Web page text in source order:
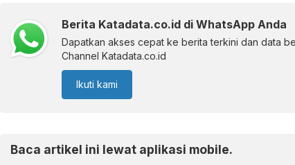
Berita Katadata.co.id di WhatsApp Anda
Dapatkan akses cepat ke berita terkini dan data
Channel Katadata.co.id
Ikuti kami
Baca artikel ini lewat aplikasi mobile.